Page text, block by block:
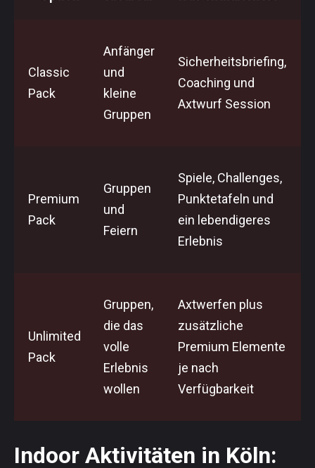
Classic
Pack
Anfänger
und
kleine
Gruppen
Sicherheitsbriefing,
Coaching und
Axtwurf Session
Premium
Pack
Gruppen
und
Feiern
Spiele, Challenges,
Punktetafeln und
ein lebendigeres
Erlebnis
Unlimited
Pack
Gruppen,
die das
volle
Erlebnis
wollen
Axtwerfen plus
zusätzliche
Premium Elemente
je nach
Verfügbarkeit
Indoor Aktivitäten in Köln: